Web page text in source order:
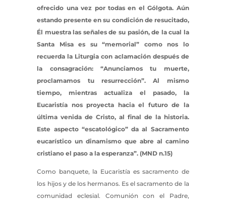
ofrecido una vez por todas en el Gólgota. Aún
estando presente en su condición de resucitado,
Él muestra las señales de su pasión, de la cual la
Santa Misa es su “memorial” como nos lo
recuerda la Liturgia con aclamación después de
la consagración: “Anunciamos tu muerte,
proclamamos tu resurrección”. Al mismo
tiempo, mientras actualiza el pasado, la
Eucaristía nos proyecta hacia el futuro de la
última venida de Cristo, al final de la historia.
Este aspecto “escatológico” da al Sacramento
eucarístico un dinamismo que abre al camino
cristiano el paso a la esperanza”. (MND n.15)
Como banquete, la Eucaristía es sacramento de
los hijos y de los hermanos. Es el sacramento de la
comunidad eclesial. Comunión con el Padre,